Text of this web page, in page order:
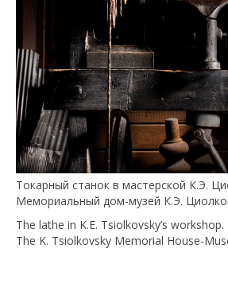
Токарный станок в мастерской К.Э.
Мемориальный дом-музей К.Э.
The lathe in K.E. Tsiolkovsky’s workshop.
The K. Tsiolkovsky Memorial House-